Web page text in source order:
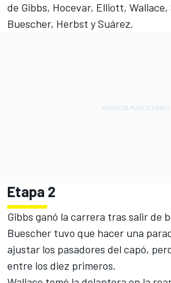
de Gibbs, Hocevar, Elliott,
Buescher, Herbst y Suárez.
Etapa 2
Gibbs ganó la carrera tras salir de
Buescher tuvo que hacer una
ajustar los pasadores del capó,
entre los diez primeros.